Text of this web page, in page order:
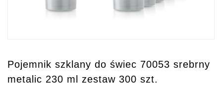
Pojemnik szklany do świec 70053 srebrny
metalic 230 ml zestaw 300 szt.